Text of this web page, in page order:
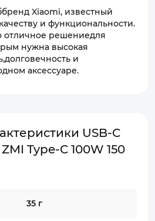
Xiaomi, известный
и функциональности.
отличное решениедля
нужна высокая
и
аксессуаре.
USB-C
Type-C 100W 150
35 г